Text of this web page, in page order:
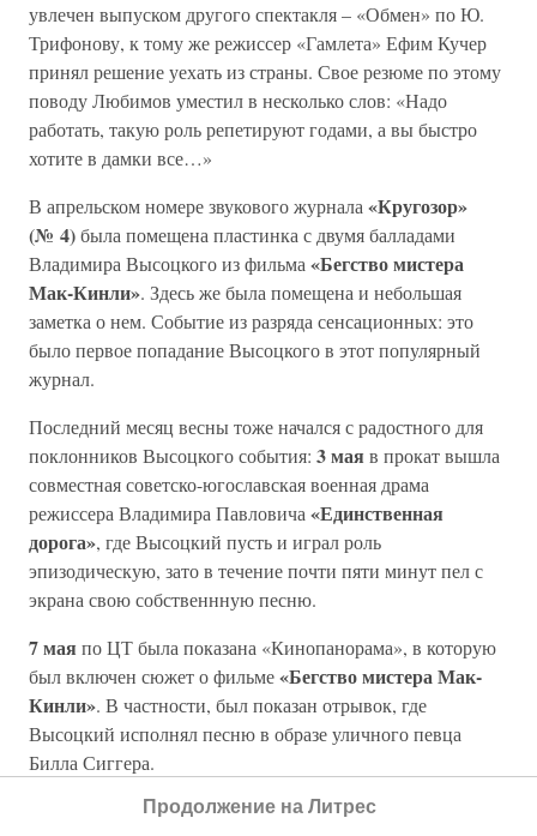
увлечен выпуском другого спектакля – «Обмен» по Ю.
Трифонову, к тому же режиссер «Гамлета» Ефим Кучер
принял решение уехать из страны. Свое резюме по этому
поводу Любимов уместил в несколько слов: «Надо
работать, такую роль репетируют годами, а вы быстро
хотите в дамки все…»
В апрельском номере звукового журнала «Кругозор»
(№ 4)была помещена пластинка с двумя балладами
Владимира Высоцкого из фильма «Бегство мистера
Мак-Кинли». Здесь же была помещена и небольшая
заметка о нем. Событие из разряда сенсационных: это
было первое попадание Высоцкого в этот популярный
журнал.
Последний месяц весны тоже начался с радостного для
поклонников Высоцкого события: 3 мая в прокат вышла
совместная советско-югославская военная драма
режиссера Владимира Павловича «Единственная
дорога», где Высоцкий пусть и играл роль
эпизодическую, зато в течение почти пяти минут пел с
экрана свою собственнную песню.
7 мая по ЦТ была показана «Кинопанорама», в которую
был включен сюжет о фильме«Бегство мистера Мак-
Кинли». В частности, был показан отрывок, где
Высоцкий исполнял песню в образе уличного певца
Билла Сиггера.
Владимир Высоцкий объявился в Москве.
Продолжение на Литрес